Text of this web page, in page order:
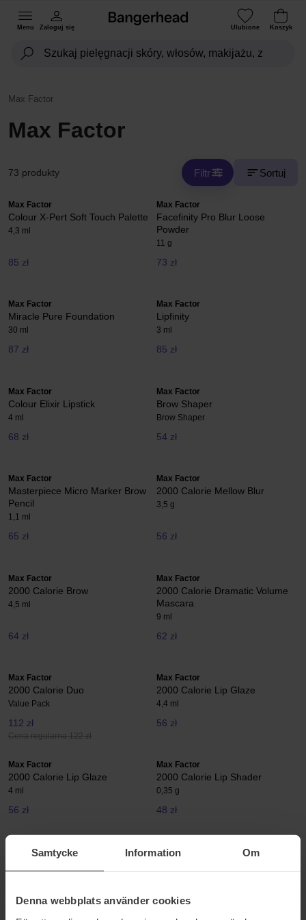
Samtycke Information Om
Denna webbplats använder cookies
Menu Zaloguj się Ulubione Koszyk
Max Factor
Max Factor
73 produkty Filtr Sortuj
Max Factor
Colour X-Pert Soft Touch Palette
4,3 ml
85 zł
Max Factor
Facefinity Pro Blur Loose
Powder
11 g
73 zł
Max Factor
Miracle Pure Foundation
30 ml
87 zł
Max Factor
Lipfinity
3 ml
85 zł
Max Factor
Colour Elixir Lipstick
4 ml
68 zł
Max Factor
Brow Shaper
Brow Shaper
54 zł
Max Factor
Masterpiece Micro Marker Brow
Pencil
1,1 ml
65 zł
Max Factor
2000 Calorie Mellow Blur
3,5 g
56 zł
Max Factor
2000 Calorie Brow
4,5 ml
64 zł
Max Factor
2000 Calorie Dramatic Volume
Mascara
9 ml
62 zł
Max Factor
2000 Calorie Duo
Value Pack
112 zł
Cena regularna 122 zł
Max Factor
2000 Calorie Lip Glaze
4,4 ml
56 zł
Max Factor
2000 Calorie Lip Glaze
4 ml
56 zł
Max Factor
2000 Calorie Lip Shader
0,35 g
48 zł
Max Factor Max Factor